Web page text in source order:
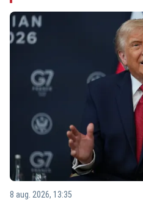
8 aug. 2026, 13:35